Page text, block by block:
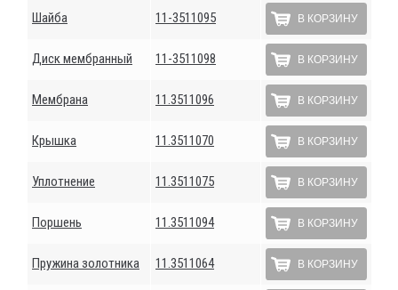
Шайба 11-3511095 В КОРЗИНУ
Диск мембранный 11-3511098 В КОРЗИНУ
Мембрана 11.3511096 В КОРЗИНУ
Крышка 11.3511070 В КОРЗИНУ
Уплотнение 11.3511075 В КОРЗИНУ
Поршень 11.3511094 В КОРЗИНУ
Пружина золотника 11.3511064 В КОРЗИНУ